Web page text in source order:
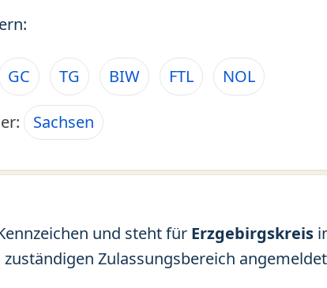
GC TG BIW FTL NOL
Sachsen
und steht für Erzgebirgskreis
Zulassungsbereich